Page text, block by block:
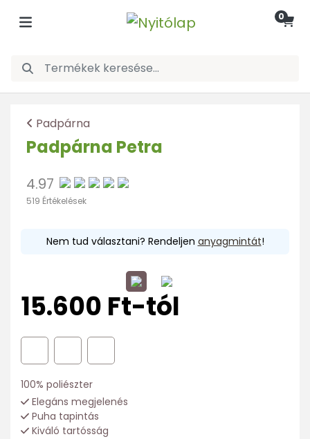
0
Padpárna
Padpárna Petra
4.97
519 Értékelések
Nem tud választani? Rendeljen anyagmintát!
15.600 Ft-tól
100% poliészter
Elegáns megjelenés
Puha tapintás
Kiváló tartósság